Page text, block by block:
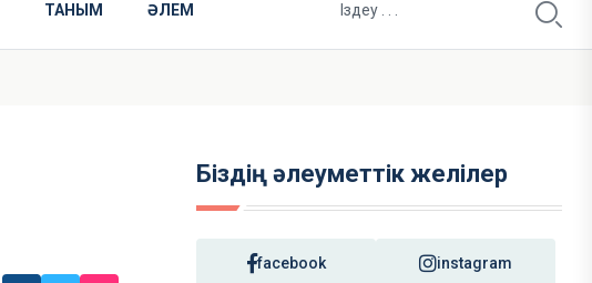
ТАНЫМ ӘЛЕМ
Біздің әлеуметтік желілер
facebook instagram